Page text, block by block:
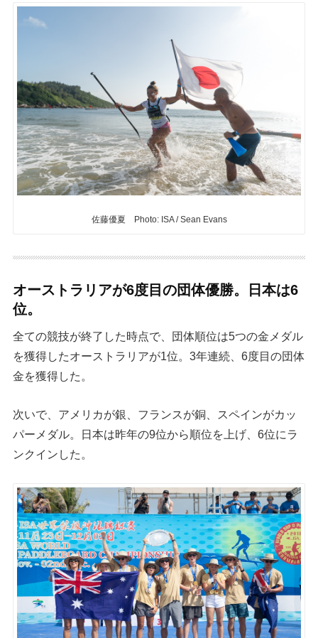
佐藤優夏 Photo: ISA / Sean Evans
オーストラリアが6度目の団体優勝。日本は6
位。
全ての競技が終了した時点で、団体順位は5つの金メダル
を獲得したオーストラリアが1位。3年連続、6度目の団体
金を獲得した。
次いで、アメリカが銀、フランスが銅、スペインがカッ
パーメダル。日本は昨年の9位から順位を上げ、6位にラ
ンクインした。